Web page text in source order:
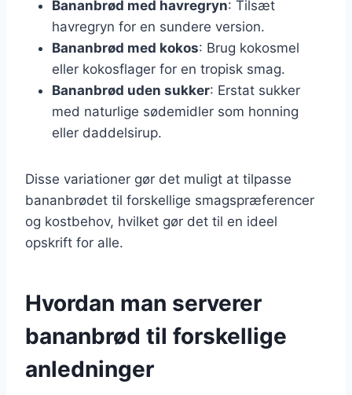
Bananbrød med havregryn: Tilsæt
havregryn for en sundere version.
Bananbrød med kokos: Brug kokosmel
eller kokosflager for en tropisk smag.
Bananbrød uden sukker: Erstat sukker
med naturlige sødemidler som honning
eller daddelsirup.
Disse variationer gør det muligt at tilpasse
bananbrødet til forskellige smagspræferencer
og kostbehov, hvilket gør det til en ideel
opskrift for alle.
Hvordan man serverer
bananbrød til forskellige
anledninger